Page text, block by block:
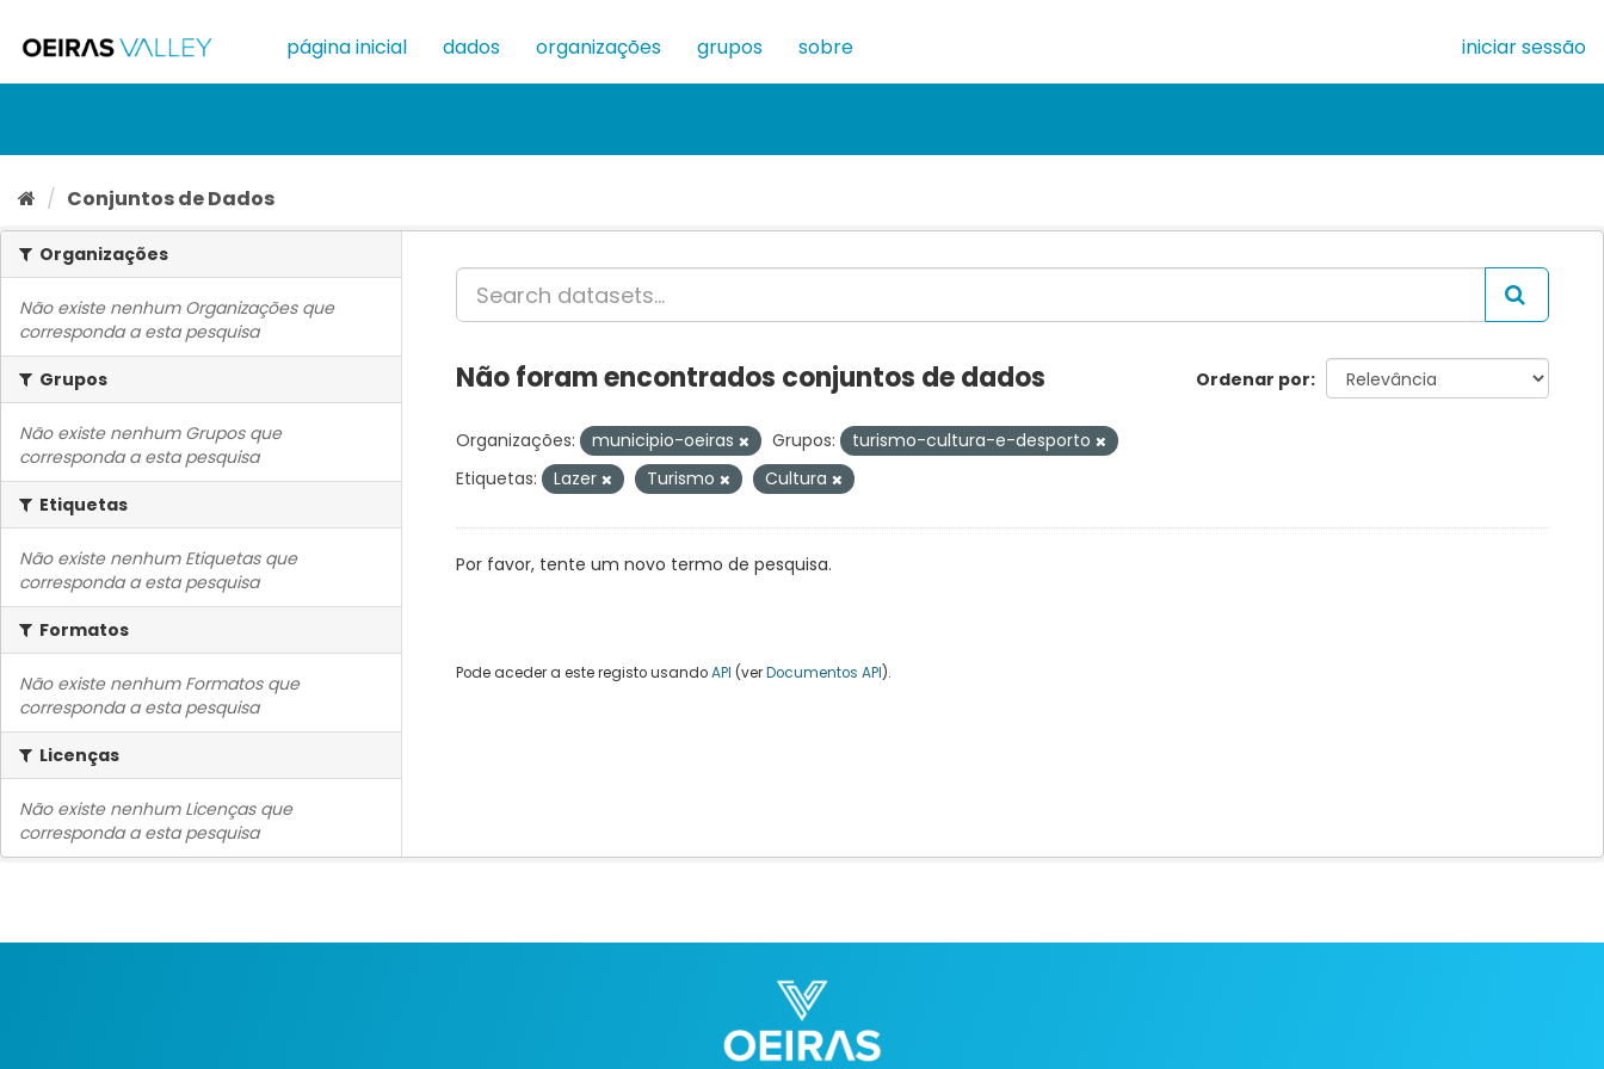
para
conteúdo
página inicial dados organizações grupos sobre iniciar sessão
Conjuntos de Dados
Organizações
Não existe nenhum Organizações que
corresponda a esta pesquisa
Grupos
Não existe nenhum Grupos que
corresponda a esta pesquisa
Etiquetas
Não existe nenhum Etiquetas que
corresponda a esta pesquisa
Formatos
Não existe nenhum Formatos que
corresponda a esta pesquisa
Licenças
Não existe nenhum Licenças que
corresponda a esta pesquisa
Ordenar por
Não foram encontrados conjuntos de dados
Organizações: municipio-oeiras Grupos:
turismo-cultura-e-desporto
Etiquetas:
Lazer Turismo Cultura
Por favor, tente um novo termo de pesquisa.
Pode aceder a este registo usandoAPI (verDocumentos API).